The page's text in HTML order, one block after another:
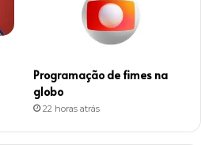
Programação de fimes na
globo
22 horas atrás